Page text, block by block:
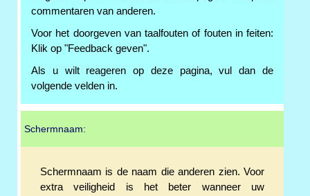
commentaren van anderen.
Voor het doorgeven van taalfouten of fouten in feiten:
Klik op "Feedback geven".
Als u wilt reageren op deze pagina, vul dan de
volgende velden in.
Schermnaam:
Schermnaam is de naam die anderen zien. Voor
extra veiligheid is het beter wanneer uw